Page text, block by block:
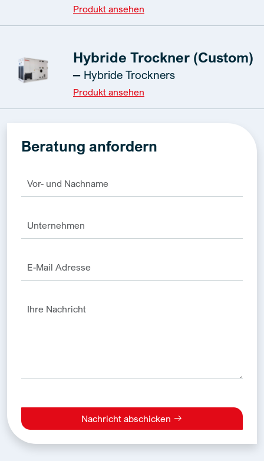
Produkt ansehen
Hybride Trockner (Custom)
– Hybride Trockners
Produkt ansehen
Beratung anfordern
Nachricht abschicken
Alternative: